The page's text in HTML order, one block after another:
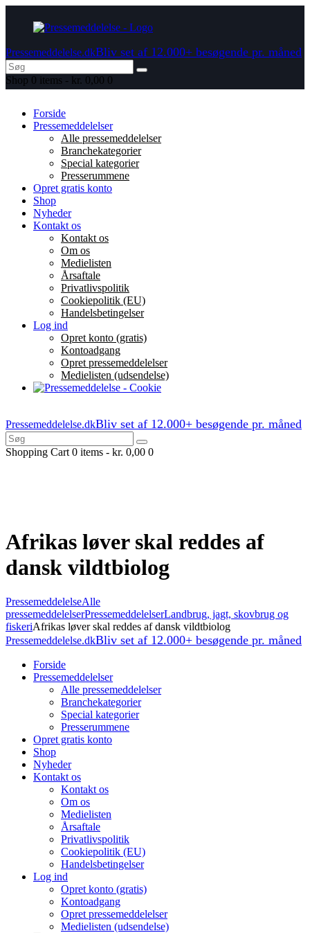
Pressemeddelelse.dkBliv set af 12.000+ besøgende pr. måned
Shop 0 items - kr. 0,00 0
Forside
Pressemeddelelser
Alle pressemeddelelser
Branchekategorier
Special kategorier
Presserummene
Opret gratis konto
Shop
Nyheder
Kontakt os
Kontakt os
Om os
Medielisten
Årsaftale
Privatlivspolitik
Cookiepolitik (EU)
Handelsbetingelser
Log ind
Opret konto (gratis)
Kontoadgang
Opret pressemeddelelser
Medielisten (udsendelse)
Pressemeddelelse.dkBliv set af 12.000+ besøgende pr. måned
Shopping Cart 0 items - kr. 0,00 0
Afrikas løver skal reddes af
dansk vildtbiolog
PressemeddelelseAlle
pressemeddelelserPressemeddelelserLandbrug, jagt, skovbrug og
fiskeriAfrikas løver skal reddes af dansk vildtbiolog
Pressemeddelelse.dkBliv set af 12.000+ besøgende pr. måned
Forside
Pressemeddelelser
Alle pressemeddelelser
Branchekategorier
Special kategorier
Presserummene
Opret gratis konto
Shop
Nyheder
Kontakt os
Kontakt os
Om os
Medielisten
Årsaftale
Privatlivspolitik
Cookiepolitik (EU)
Handelsbetingelser
Log ind
Opret konto (gratis)
Kontoadgang
Opret pressemeddelelser
Medielisten (udsendelse)